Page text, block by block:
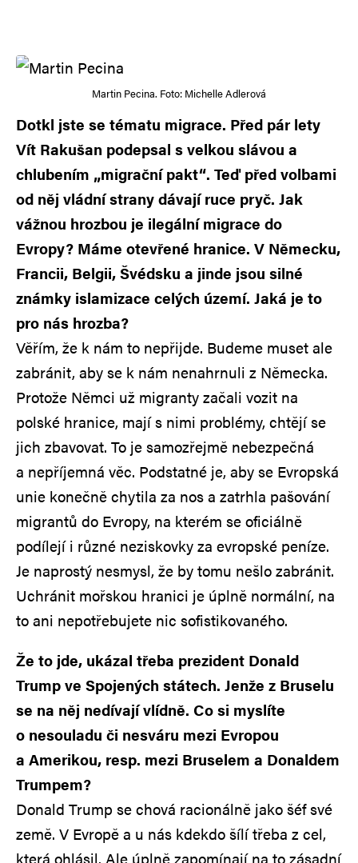
Martin Pecina. Foto: Michelle Adlerová
Dotkl jste se tématu migrace. Před pár lety
Vít Rakušan podepsal s velkou slávou a
chlubením „migrační pakt“. Teď před volbami
od něj vládní strany dávají ruce pryč. Jak
vážnou hrozbou je ilegální migrace do
Evropy? Máme otevřené hranice. V Německu,
Francii, Belgii, Švédsku a jinde jsou silné
známky islamizace celých území. Jaká je to
pro nás hrozba?
Věřím, že k nám to nepřijde. Budeme muset ale
zabránit, aby se k nám nenahrnuli z Německa.
Protože Němci už migranty začali vozit na
polské hranice, mají s nimi problémy, chtějí se
jich zbavovat. To je samozřejmě nebezpečná
a nepříjemná věc. Podstatné je, aby se Evropská
unie konečně chytila za nos a zatrhla pašování
migrantů do Evropy, na kterém se oficiálně
podílejí i různé neziskovky za evropské peníze.
Je naprostý nesmysl, že by tomu nešlo zabránit.
Uchránit mořskou hranici je úplně normální, na
to ani nepotřebujete nic sofistikovaného.
Že to jde, ukázal třeba prezident Donald
Trump ve Spojených státech. Jenže z Bruselu
se na něj nedívají vlídně. Co si myslíte
o nesouladu či nesváru mezi Evropou
a Amerikou, resp. mezi Bruselem a Donaldem
Trumpem?
Donald Trump se chová racionálně jako šéf své
země. V Evropě a u nás kdekdo šílí třeba z cel,